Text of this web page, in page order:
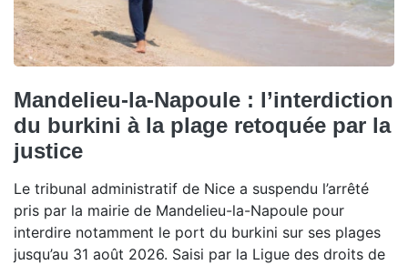
Mandelieu-la-Napoule : l’interdiction
du burkini à la plage retoquée par la
justice
Le tribunal administratif de Nice a suspendu l’arrêté
pris par la mairie de Mandelieu-la-Napoule pour
interdire notamment le port du burkini sur ses plages
jusqu’au 31 août 2026. Saisi par la Ligue des droits de